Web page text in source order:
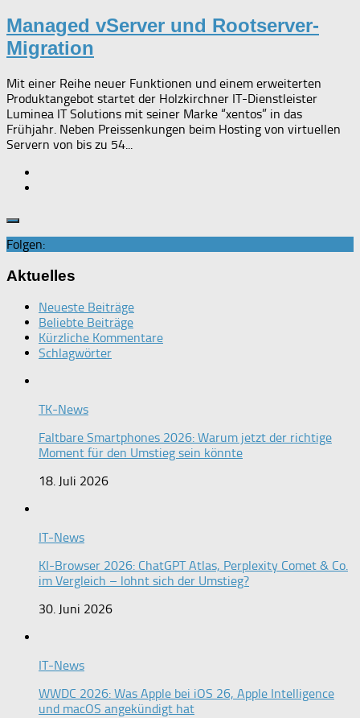
Managed vServer und Rootserver-
Migration
Mit einer Reihe neuer Funktionen und einem erweiterten
Produktangebot startet der Holzkirchner IT-Dienstleister
Luminea IT Solutions mit seiner Marke “xentos” in das
Frühjahr. Neben Preissenkungen beim Hosting von virtuellen
Servern von bis zu 54...
Folgen:
Aktuelles
Neueste Beiträge
Beliebte Beiträge
Kürzliche Kommentare
Schlagwörter
TK-News
Faltbare Smartphones 2026: Warum jetzt der richtige
Moment für den Umstieg sein könnte
18. Juli 2026
IT-News
KI-Browser 2026: ChatGPT Atlas, Perplexity Comet & Co.
im Vergleich – lohnt sich der Umstieg?
30. Juni 2026
IT-News
WWDC 2026: Was Apple bei iOS 26, Apple Intelligence
und macOS angekündigt hat